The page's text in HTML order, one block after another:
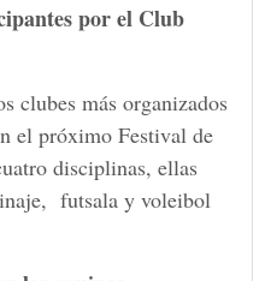
por el Club
clubes más organizados
el próximo Festival de
disciplinas, ellas
futsala y voleibol